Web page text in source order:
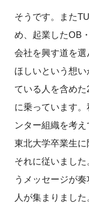
そうです。また
め、起業したOB
会社を興す道を
ほしいという想
ている人を含め
に乗っています
ンター組織を考
東北大学卒業生に
それに従いまし
うメッセージが
人が集まりました